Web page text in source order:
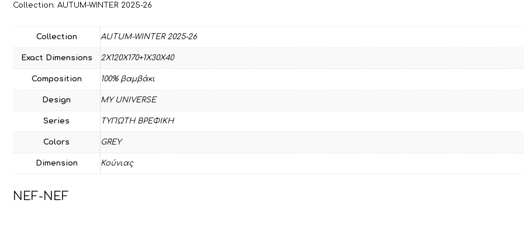
Collection: AUTUM-WINTER 2025-26
Collection AUTUM-WINTER 2025-26
Exact Dimensions 2X120X170+1X30X40
Composition 100% βαμβάκι
Design MY UNIVERSE
Series ΤΥΠΩΤΗ ΒΡΕΦΙΚΗ
Colors GREY
Dimension Κούνιας
NEF-NEF